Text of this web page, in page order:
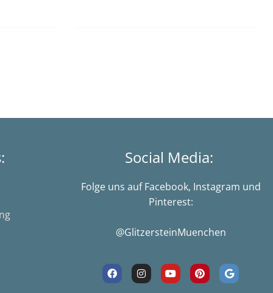
Social Media:
Folge uns auf Facebook, Instagram und
Pinterest:
@GlitzersteinMuenchen
F
a
c
I
n
s
Y
o
u
P
i
n
G
o
o